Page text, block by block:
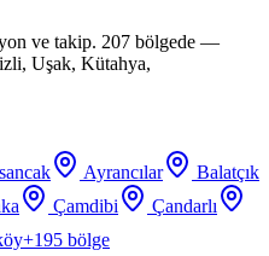
ve takip. 207 bölgede —
Uşak, Kütahya,
Ayrancılar
Balatçık
Çamdibi
Çandarlı
+195 bölge